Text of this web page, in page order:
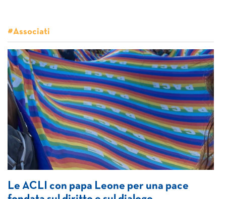
#Associati
Le ACLI con papa Leone per una pace